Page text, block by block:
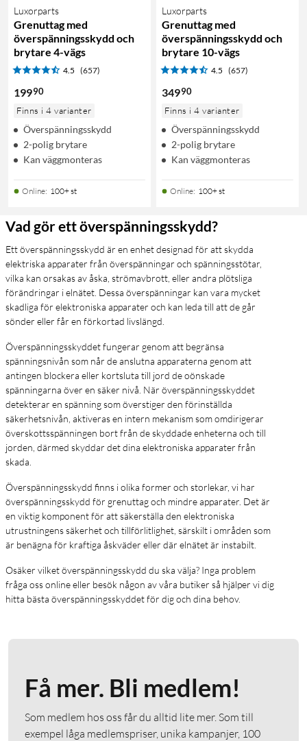
Luxorparts
Grenuttag med
överspänningsskydd och
brytare 4-vägs
4.5 (657)
19990
Finns i 4 varianter
Överspänningsskydd
2-polig brytare
Kan väggmonteras
Online: 100+ st
Luxorparts
Grenuttag med
överspänningsskydd och
brytare 10-vägs
4.5 (657)
34990
Finns i 4 varianter
Överspänningsskydd
2-polig brytare
Kan väggmonteras
Online: 100+ st
Vad gör ett överspänningsskydd?
Ett överspänningsskydd är en enhet designad för att skydda
elektriska apparater från överspänningar och spänningsstötar,
vilka kan orsakas av åska, strömavbrott, eller andra plötsliga
förändringar i elnätet. Dessa överspänningar kan vara mycket
skadliga för elektroniska apparater och kan leda till att de går
sönder eller får en förkortad livslängd.
Överspänningsskyddet fungerar genom att begränsa
spänningsnivån som når de anslutna apparaterna genom att
antingen blockera eller kortsluta till jord de oönskade
spänningarna över en säker nivå. När överspänningsskyddet
detekterar en spänning som överstiger den förinställda
säkerhetsnivån, aktiveras en intern mekanism som omdirigerar
överskottsspänningen bort från de skyddade enheterna och till
jorden, därmed skyddar det dina elektroniska apparater från
skada.
Överspänningsskydd finns i olika former och storlekar, vi har
överspänningsskydd för grenuttag och mindre apparater. Det är
en viktig komponent för att säkerställa den elektroniska
utrustningens säkerhet och tillförlitlighet, särskilt i områden som
är benägna för kraftiga åskväder eller där elnätet är instabilt.
Osäker vilket överspänningsskydd du ska välja? Inga problem
fråga oss online eller besök någon av våra butiker så hjälper vi dig
hitta bästa överspänningsskyddet för dig och dina behov.
Få mer. Bli medlem!
Som medlem hos oss får du alltid lite mer. Som till
exempel låga medlemspriser, unika kampanjer, 100